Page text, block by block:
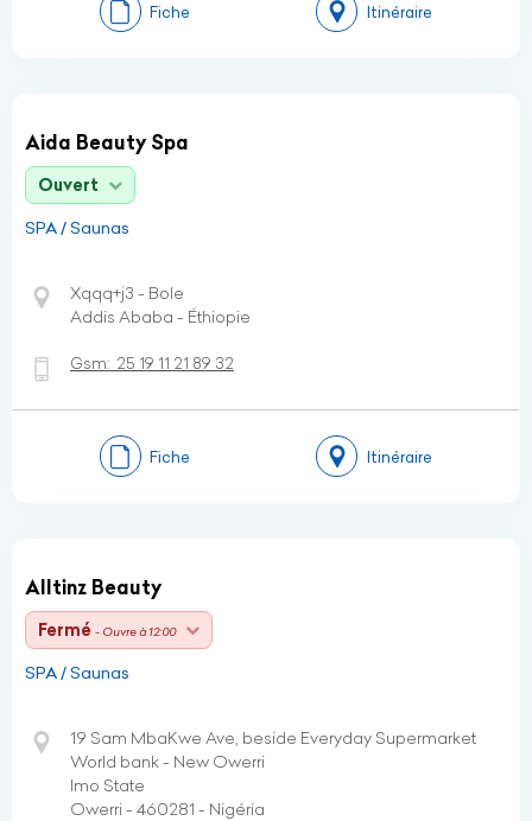
Fiche Itinéraire
Aida Beauty Spa
Ouvert
SPA / Saunas
Xqqq+j3 - Bole
Addis Ababa - Éthiopie
Gsm: 25 19 11 21 89 32
Fiche Itinéraire
Alltinz Beauty
Fermé - Ouvre à 12:00
SPA / Saunas
19 Sam MbaKwe Ave, beside Everyday Supermarket
World bank - New Owerri
Imo State
Owerri - 460281 - Nigéria